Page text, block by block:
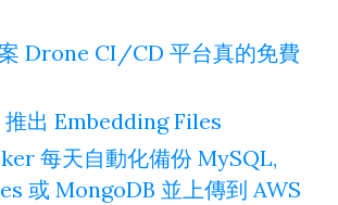
Drone CI/CD 平台真的免費
推出 Embedding Files
每天自動化備份 MySQL,
或 MongoDB 並上傳到 AWS